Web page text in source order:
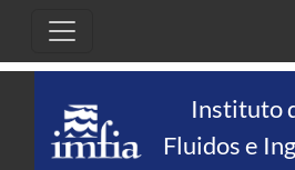
Instituto
Fluidos e